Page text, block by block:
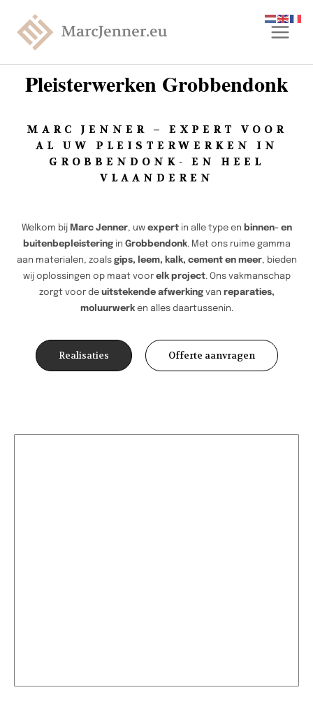
Pleisterwerken Grobbendonk
MARC JENNER – EXPERT VOOR
AL UW PLEISTERWERKEN IN
GROBBENDONK- EN HEEL
VLAANDEREN
Welkom bij Marc Jenner, uw expertin alle type en binnen- en
buitenbepleisteringin Grobbendonk. Met ons ruime gamma
aan materialen, zoals gips, leem, kalk, cement en meer, bieden
wij oplossingen op maat voor elk project. Ons vakmanschap
zorgt voor de uitstekende afwerkingvan reparaties,
moluurwerken alles daartussenin.
Realisaties Offerte aanvragen